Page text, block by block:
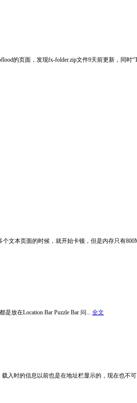
的页面，发现fx-folder.zip文件9天前更新，同时
文本页面的时候，就开始卡顿，但是内存只有
放在Location Bar Puzzle Bar 问... 全文
入时的信息以前也是在地址栏显示的，现在也不可